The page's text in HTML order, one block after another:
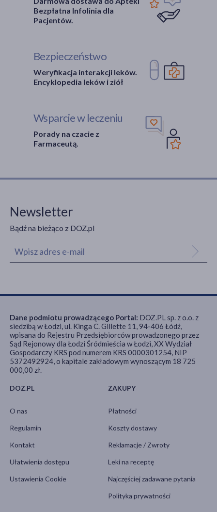
Bezpłatna Infolinia dla
Pacjentów.
Bezpieczeństwo
Weryfikacja interakcji leków.
Encyklopedia leków i ziół
Wsparcie w leczeniu
Porady na czacie z
Farmaceutą.
Newsletter
Bądź na bieżąco z DOZ.pl
DOZ.PL
O nas
Regulamin
Kontakt
Ułatwienia dostępu
Ustawienia Cookie
ZAKUPY
Płatności
Koszty dostawy
Reklamacje / Zwroty
Leki na receptę
Najczęściej zadawane pytania
Polityka prywatności
Dane podmiotu prowadzącego Portal: DOZ.PL sp. z o.o. z
siedzibą w Łodzi, ul. Kinga C. Gillette 11, 94-406 Łódź,
wpisana do Rejestru Przedsiębiorców prowadzonego przez
Sąd Rejonowy dla Łodzi Śródmieścia w Łodzi, XX Wydział
Gospodarczy KRS pod numerem KRS 0000301254, NIP
5372492924, o kapitale zakładowym wynoszącym 18 725
000,00 zł.